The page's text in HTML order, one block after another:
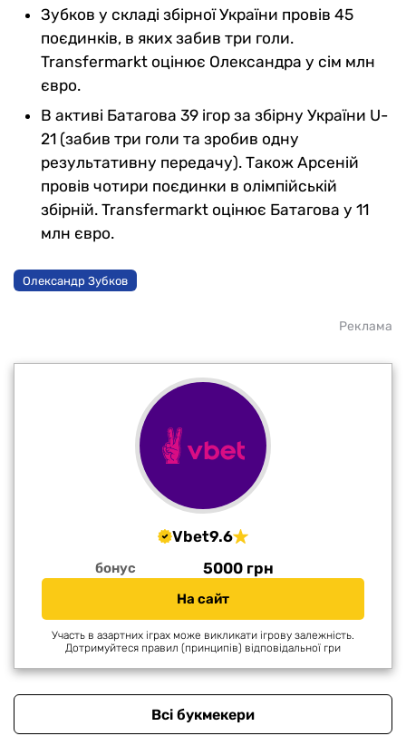
Зубков у складі збірної України провів 45
поєдинків, в яких забив три голи.
Transfermarkt оцінює Олександра у сім млн
євро.
В активі Батагова 39 ігор за збірну України U-
21 (забив три голи та зробив одну
результативну передачу). Також Арсеній
провів чотири поєдинки в олімпійській
збірній. Transfermarkt оцінює Батагова у 11
млн євро.
Олександр Зубков
Реклама
Vbet9.6
бонус 5000 грн
На сайт
Участь в азартних іграх може викликати ігрову залежність.
Дотримуйтеся правил (принципів) відповідальної гри
Всі букмекери